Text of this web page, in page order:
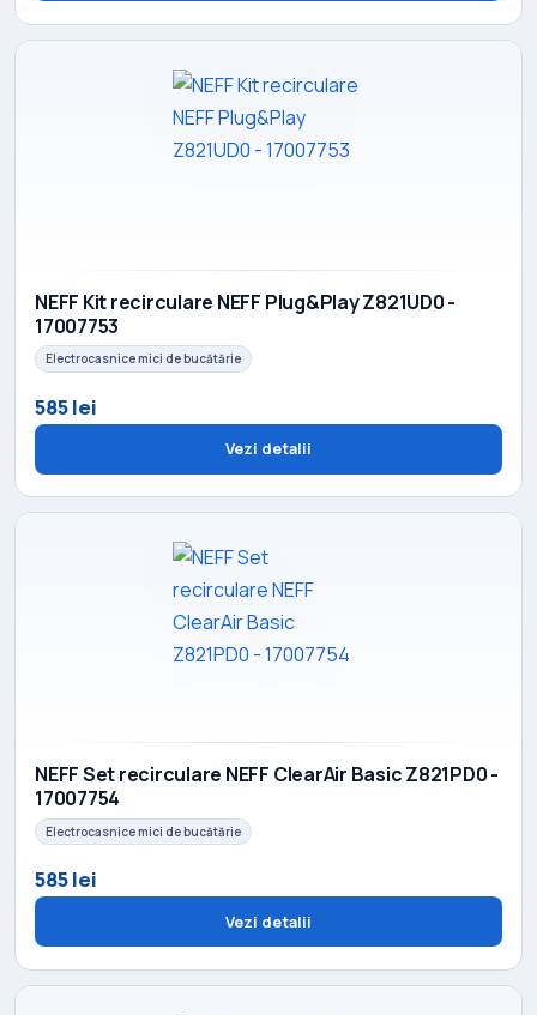
NEFF Kit recirculare NEFF Plug&Play Z821UD0 -
17007753
Electrocasnice mici de bucătărie
585 lei
Vezi detalii
NEFF Set recirculare NEFF ClearAir Basic Z821PD0 -
17007754
Electrocasnice mici de bucătărie
585 lei
Vezi detalii